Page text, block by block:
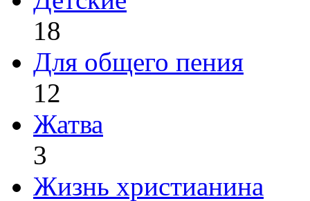
18
Для общего пения
12
Жатва
3
Жизнь христианина